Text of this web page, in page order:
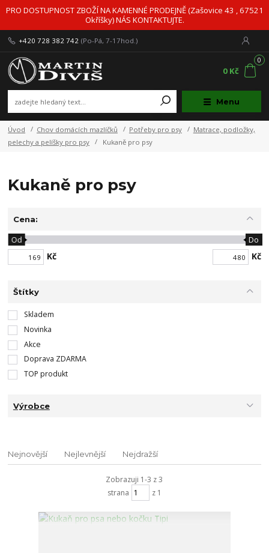
PRO DOSTUPNOST ZBOŽÍ NA KAMENNÉ PRODEJNĚ (Zašovice 43 , 67521
Okříšky) NÁS KONTAKTUJTE.
Menu
+420 728 382 742 (Po-Pá, 7-17hod.)
0
0 Kč
Úvod Chov domácích mazlíčků Potřeby pro psy
Matrace, podložky,
pelechy a pelíšky pro psy
Kukaně pro psy
Kukaně pro psy
Cena:
Kč
Od Do
Kč
Štítky
Skladem
Novinka
Akce
Doprava ZDARMA
TOP produkt
Výrobce
Nejnovější Nejlevnější Nejdražší
Zobrazuji 1-3 z 3
strana
z 1